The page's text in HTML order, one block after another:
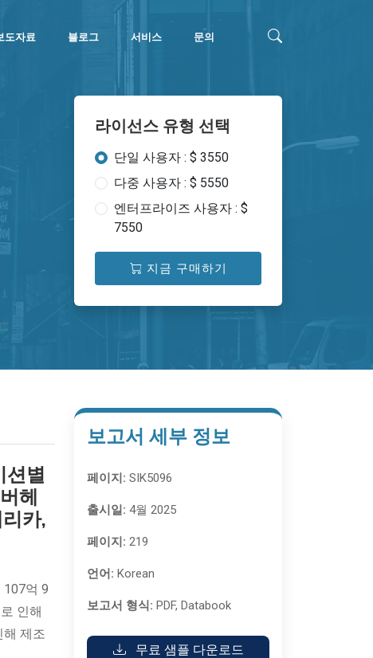
도자료 블로그 서비스 문의
라이선스 유형 선택
단일 사용자 : $ 3550
다중 사용자 : $ 5550
엔터프라이즈 사용자 : $
7550
지금 구매하기
션별
헤
카,
107억 9
인해
해 제조
보고서 세부 정보
페이지: SIK5096
출시일: 4월 2025
페이지: 219
언어: Korean
보고서 형식: PDF, Databook
무료 샘플 다운로드